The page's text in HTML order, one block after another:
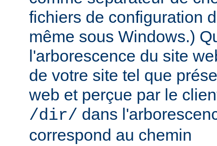
fichiers de configuration
même sous Windows.)
l'arborescence du site
de votre site tel que
web et perçue par le
/dir/ dans
correspond au chemin